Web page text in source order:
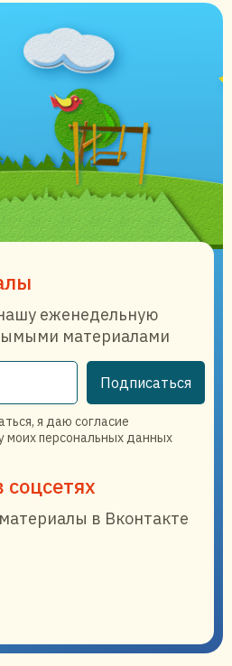
еженедельную
материалами
Подписаться
я даю согласие
моих персональных данных
в Вконтакте